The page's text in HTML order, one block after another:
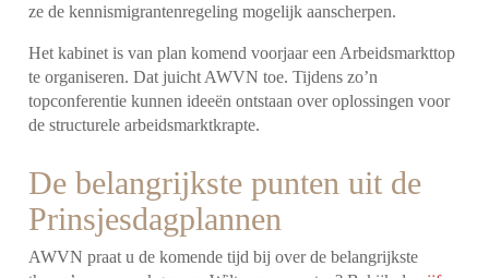
ze de kennismigrantenregeling mogelijk aanscherpen.
Het kabinet is van plan komend voorjaar een Arbeidsmarkttop
te organiseren. Dat juicht AWVN toe. Tijdens zo’n
topconferentie kunnen ideeën ontstaan over oplossingen voor
de structurele arbeidsmarktkrapte.
De belangrijkste punten uit de
Prinsjesdagplannen
AWVN praat u de komende tijd bij over de belangrijkste